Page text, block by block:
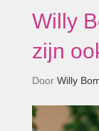
Willy
zijn
Door Willy